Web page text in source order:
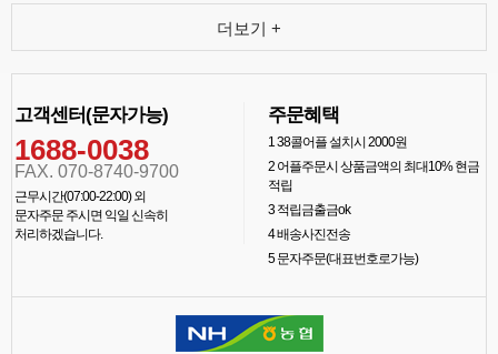
더보기 +
고객센터(문자가능)
1688-0038
FAX. 070-8740-9700
근무시간(07:00-22:00) 외
문자주문 주시면 익일 신속히
처리하겠습니다.
주문혜택
138콜어플 설치시 2000원
2어플주문시 상품금액의 최대10% 현금
적립
3적립금출금ok
4배송사진전송
5문자주문(대표번호로가능)